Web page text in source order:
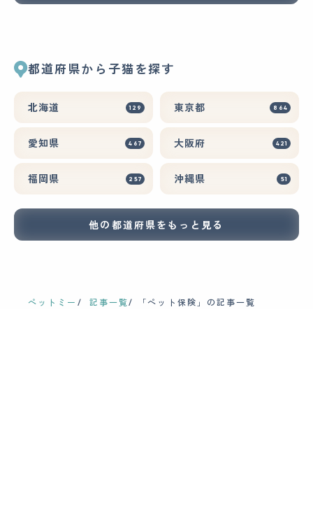
都道府県から子猫を探す
北海道 129 東京都 864
愛知県 467 大阪府 421
福岡県 257 沖縄県 51
他の都道府県をもっと見る
ペットミー 記事一覧 「ペット保険」の記事一覧